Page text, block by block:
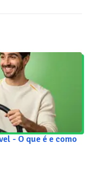
- O que é e como